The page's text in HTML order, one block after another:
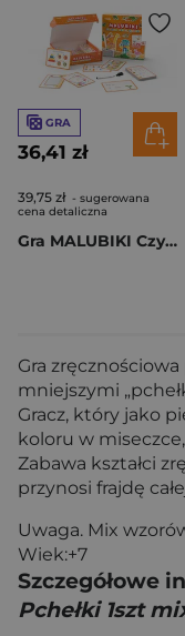
GRA
36,41 zł
39,75 zł - sugerowana
cena detaliczna
Gra MALUBIKI Czytam Piszę Koduję
Gra
mniejszymi
Gracz, który jako
koloru w
Zabawa kształci
przynosi frajdę
Uwaga. Mix
Wiek:+7
Szczegółowe
Pchełki 1szt